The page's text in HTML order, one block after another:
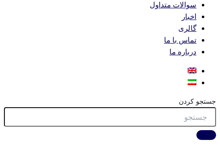
سوالات متداول
اخبار
گالری
تماس با ما
درباره ما
جستجو کردن